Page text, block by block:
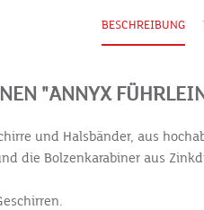
BESCHREIBUNG
"ANNYX
und Halsbänder, aus
die Bolzenkarabiner aus